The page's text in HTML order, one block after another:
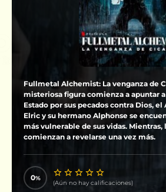
Fullmetal Alchemist: La venganza de
misteriosa figura comienza a apuntar
Estado por sus pecados contra Dios,
Elric y su hermano Alphonse se
más vulnerable de sus vidas.
comienzan a revelarse una vez más.
0
(Aún no hay calificaciones)